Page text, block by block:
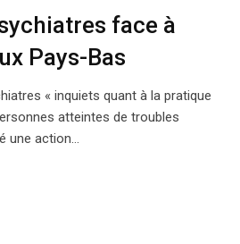
face à
Pays-Bas
« inquiets quant à la pratique
atteintes de troubles
une action…